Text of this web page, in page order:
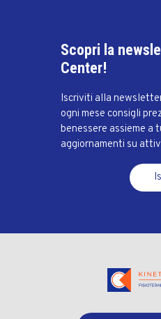
Scopri la
Center!
Iscriviti alla
ogni mese consigli
benessere assieme a
aggiornamenti su